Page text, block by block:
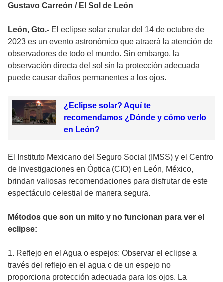
Gustavo Carreón / El Sol de León
León, Gto.- El eclipse solar anular del 14 de octubre de
2023 es un evento astronómico que atraerá la atención de
observadores de todo el mundo. Sin embargo, la
observación directa del sol sin la protección adecuada
puede causar daños permanentes a los ojos.
¿Eclipse solar? Aquí te
recomendamos ¿Dónde y cómo verlo
en León?
El Instituto Mexicano del Seguro Social (IMSS) y el Centro
de Investigaciones en Óptica (CIO) en León, México,
brindan valiosas recomendaciones para disfrutar de este
espectáculo celestial de manera segura.
Métodos que son un mito y no funcionan para ver el
eclipse:
1. Reflejo en el Agua o espejos: Observar el eclipse a
través del reflejo en el agua o de un espejo no
proporciona protección adecuada para los ojos. La